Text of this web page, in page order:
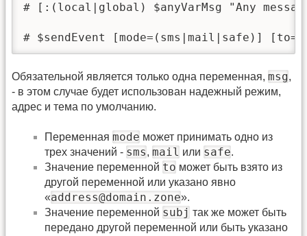
# [:(local|global) $anyVarMsg "Any
# $sendEvent [mode=(sms|mail|safe)]
Обязательной является только одна переменная, msg,
- в этом случае будет использован надежный режим,
адрес и тема по умолчанию.
Переменная mode может принимать одно из
трех значений - sms, mail или safe.
Значение переменной to может быть взято из
другой переменной или указано явно
«address@domain.zone».
Значение переменной subj так же может быть
передано другой переменной или быть указано